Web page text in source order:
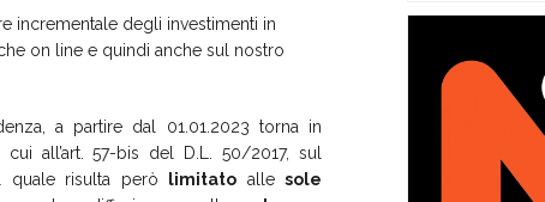
incrementale degli investimenti in
on line e quindi anche sul nostro
a partire dal 01.01.2023 torna in
all’art. 57-bis del D.L. 50/2017, sul
quale risulta però limitato allesole